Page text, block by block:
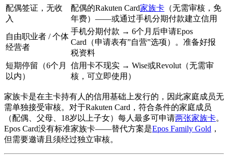
配偶签证，无收
入
配偶的Rakuten Card家族卡 （无需审核，免
年费）——或通过手机分期付款建立信用
自由职业者 / 个体
经营者
手机分期付款 → 6个月后申请Epos
Card（申请表有”自营”选项）。准备好报
税资料
短期停留（6个月
以内）
信用卡不现实 → Wise或Revolut（无需审
核，可立即使用）
家族卡是在主卡持有人的信用基础上发行的，因此家庭成员无
需单独接受审核。对于Rakuten Card，符合条件的家庭成员
（配偶、父母、18岁以上子女）每人最多可申请两张家族卡。
Epos Card没有标准家族卡——替代方案是Epos Family Gold ，
但需要邀请且须经过独立审核。